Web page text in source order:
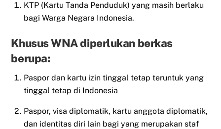
KTP (Kartu Tanda Penduduk) yang masih berlaku
bagi Warga Negara Indonesia.
Khusus WNA diperlukan berkas
berupa:
Paspor dan kartu izin tinggal tetap teruntuk yang
tinggal tetap di Indonesia
Paspor, visa diplomatik, kartu anggota diplomatik,
dan identitas diri lain bagi yang merupakan staf